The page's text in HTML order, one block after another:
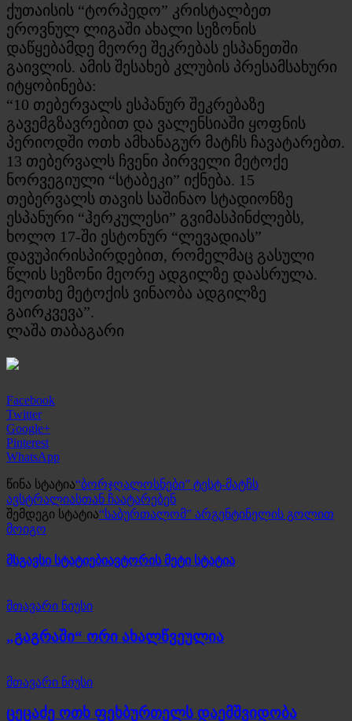
ქუთაისის “ტორპედო” კრისტალბეთ
ეროვნულ ლიგაში ახალი სეზონის
დაწყებამდე მეორე შეკრებას ესპანეთში
გაივლის. ამის შესახებ კლუბის პრესამსახური
იტყობინება:
“10 თებერვალს ესპანურ შეკრებაზე
გავემგზავრებით და ვალენსიაში ყოფნის
პერიოდში ოთხ ამხანაგურ მატჩს ჩავატარებთ.
13 თებერვალს ჩვენი პირველი მეტოქე
ნორვეგიული “სტაბეკი” იქნება. 15
თებერვალს თავის საშინაო სტადიონზე
ესპანური “ჰერკულესი” გვიმასპინძლებს,
ხოლო 17-ში ესტონურ “ლევადიას”
დავუპირისპირდებით, რომელმაც გასული
წლის სეზონი მეორე ადგილზე დაასრულა.
მეოთხე მეტოქის ვინაობა ადგილზე
გაირკვევა”.
ლაშა თაბაგარი
Facebook
Twitter
Google+
Pinterest
WhatsApp
წინა სტატია“ბორჯღალოსნები” ტესტ-მატჩს
ავსტრალიასთან ჩაატარებენ
შემდეგი სტატია“საბურთალომ” არგენტინელის გოლით
მოიგო
მსგავსი სტატიებიავტორის მეტი სტატია
მთავარი ნიუსი
„გაგრაში“ ორი ახალწვეულია
მთავარი ნიუსი
ცეცაძე ოთხ ფეხბურთელს დაემშვიდობა